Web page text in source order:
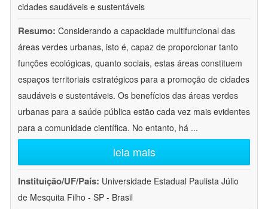
cidades saudáveis e sustentáveis
Resumo: Considerando a capacidade multifuncional das
áreas verdes urbanas, isto é, capaz de proporcionar tanto
funções ecológicas, quanto sociais, estas áreas constituem
espaços territoriais estratégicos para a promoção de cidades
saudáveis e sustentáveis. Os benefícios das áreas verdes
urbanas para a saúde pública estão cada vez mais evidentes
para a comunidade científica. No entanto, há ...
leia mais
Instituição/UF/País: Universidade Estadual Paulista Júlio
de Mesquita Filho - SP - Brasil